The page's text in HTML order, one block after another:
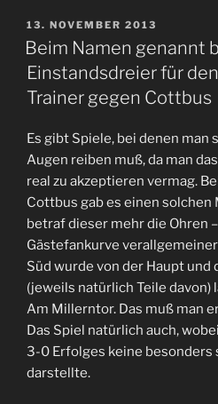
im
Auswärtsspiel
vernascht
Bartels
und
Tschauner“
VERÖFFENTLICHT
AM
13. NOVEMBER 2013
Beim Namen genannt
Einstandsdreier für
Trainer gegen Cottbus
Es gibt Spiele, bei denen man
Augen reiben muß, da man
real zu akzeptieren vermag.
Cottbus gab es einen solchen
betraf dieser mehr die Ohren
Gästefankurve
Süd wurde von der Haupt und
(jeweils natürlich Teile
Am Millerntor. Das muß man
Das Spiel natürlich auch,
3-0 Erfolges keine besonders
darstellte.